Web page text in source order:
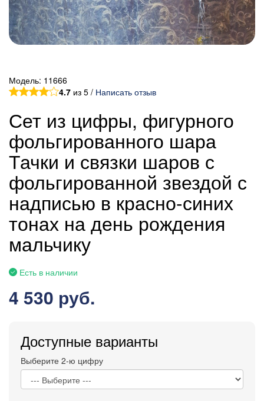
Модель: 11666
4.7 из 5 / Написать отзыв
Сет из цифры, фигурного
фольгированного шара
Тачки и связки шаров с
фольгированной звездой с
надписью в красно-синих
тонах на день рождения
мальчику
Есть в наличии
4 530 руб.
Доступные варианты
Выберите 2-ю цифру